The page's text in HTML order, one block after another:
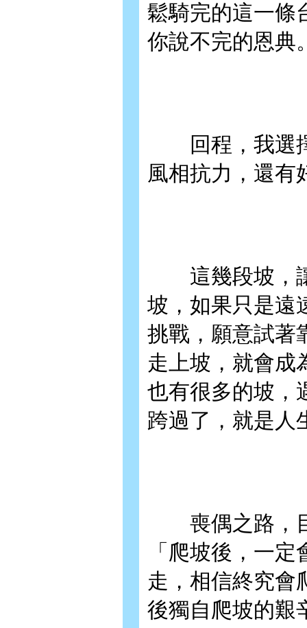
鬆騎完的這一條
你說不完的恩典
回程，我選擇
風相抗力，還有
這幾段坡，讓
坡，如果只是遠
挑戰，願意試著
走上坡，就會成
也有很多的坡，
跨過了，就是人
喪偶之路，目
「爬坡後，一
走，相信終究會
後獨自爬坡的艱